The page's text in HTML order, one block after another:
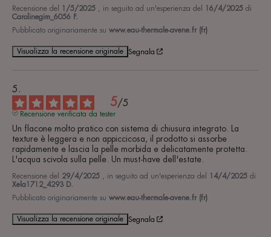
Recensione del 1/5/2025 , in seguito ad un'esperienza del 16/4/2025 di
Carolinegim_6056 F.
Pubblicato originariamente su www.eau-thermale-avene.fr (fr)
Visualizza la recensione originale Segnala
5/5
Recensione verificata da tester
Un flacone molto pratico con sistema di chiusura integrato. La
texture è leggera e non appiccicosa, il prodotto si assorbe
rapidamente e lascia la pelle morbida e delicatamente protetta.
L'acqua scivola sulla pelle. Un must-have dell'estate.
Recensione del 29/4/2025 , in seguito ad un'esperienza del 14/4/2025 di
Xela1712_4293 D.
Pubblicato originariamente su www.eau-thermale-avene.fr (fr)
Visualizza la recensione originale Segnala